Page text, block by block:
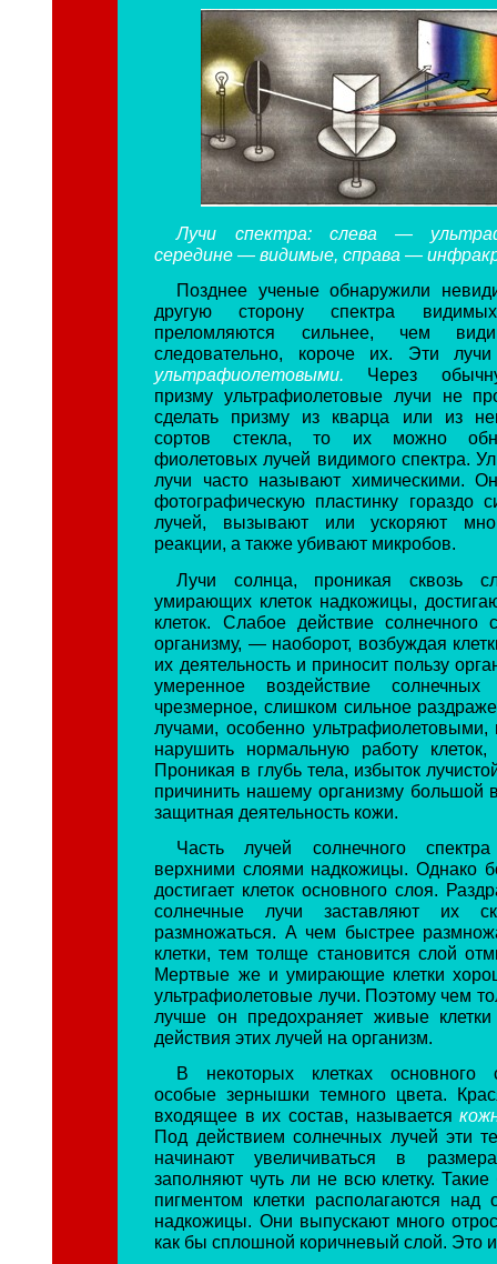
Лучи спектра: слева —
середине — видимые, справа —
Позднее ученые обнаружили
другую сторону спектра
преломляются сильнее, чем
следовательно, короче их. Эти
ультрафиолетовыми. Через
призму ультрафиолетовые лучи не
сделать призму из кварца или из
сортов стекла, то их можно
фиолетовых лучей видимого спектра.
лучи часто называют химическими.
фотографическую пластинку гораздо
лучей, вызывают или ускоряют
реакции, а также убивают микробов.
Лучи солнца, проникая сквозь
умирающих клеток надкожицы,
клеток. Слабое действие солнечного
организму, — наоборот, возбуждая
их деятельность и приносит пользу
умеренное воздействие
чрезмерное, слишком сильное
лучами, особенно ультрафиолетовыми,
нарушить нормальную работу
Проникая в глубь тела, избыток
причинить нашему организму большой
защитная деятельность кожи.
Часть лучей солнечного спектра
верхними слоями надкожицы. Однако
достигает клеток основного слоя.
солнечные лучи заставляют их
размножаться. А чем быстрее
клетки, тем толще становится слой
Мертвые же и умирающие клетки
ультрафиолетовые лучи. Поэтому чем
лучше он предохраняет живые клетки
действия этих лучей на организм.
В некоторых клетках основного
особые зернышки темного цвета.
входящее в их состав, называется
Под действием солнечных лучей эти
начинают увеличиваться в
заполняют чуть ли не всю клетку.
пигментом клетки располагаются
надкожицы. Они выпускают много
как бы сплошной коричневый слой. Это